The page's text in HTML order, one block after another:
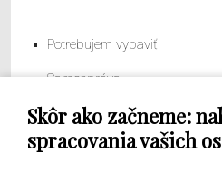
Skôr ako začneme:
spracovania vašich
Potrebujem vybaviť
Samospráva
Obecný úrad